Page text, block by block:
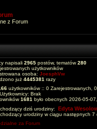
z Forum
napisali 2965 postów, tematów280
użytkowników
osoba: JoesphVw
już 4445381 razy
użytkowników :: 0 Zarejestrowanych,
Brak
1681 było obecnych 2026-05-
dziś urodziny: Edyta
urodziny w ciągu następnych 7
za Forum